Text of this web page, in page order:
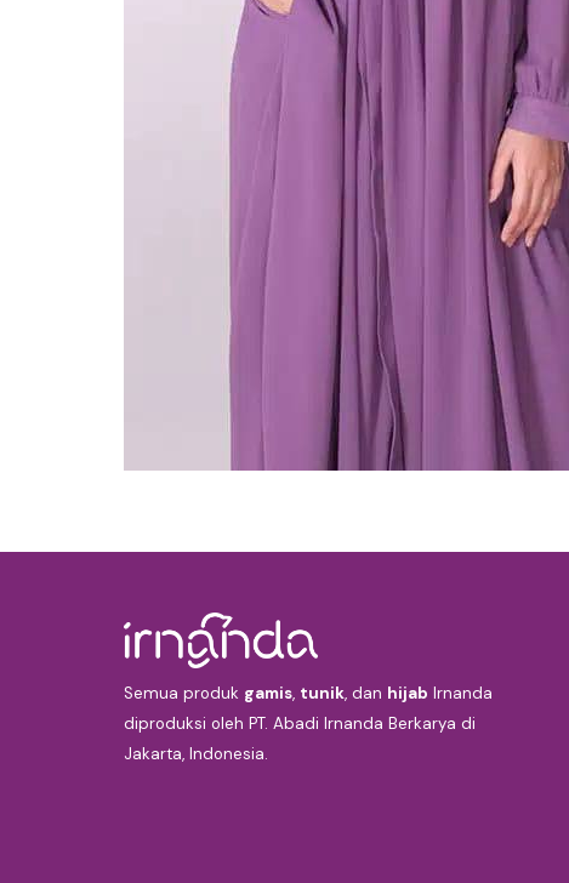
Semua produk gamis, tunik, dan hijab Irnanda
diproduksi oleh PT. Abadi Irnanda Berkarya di
Jakarta, Indonesia.